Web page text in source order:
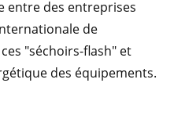
entre des entreprises
de
"séchoirs-flash" et
des équipements.